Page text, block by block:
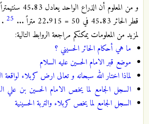
و من المعلوم أن
قطر الحائر 45.83 في 50 = 22.915 متراً ...
25
.
لمزيد من المعلومات يمكنكم مراجعة الروابط التالية:
ما هي أحكام الحائر الحسيني ؟
موضع قبر الامام الحسين عليه السلام
لماذا اختار الله سبحانه و تعالى ارض كربلاء
السجل الجامع لما يخص الامام الحسين بن علي
السجل الجامع لما يخص كربلاء والتربة الحسينية